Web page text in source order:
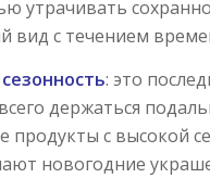
утрачивать
вид с течением
: это
держаться
продукты с высокой
новогодние